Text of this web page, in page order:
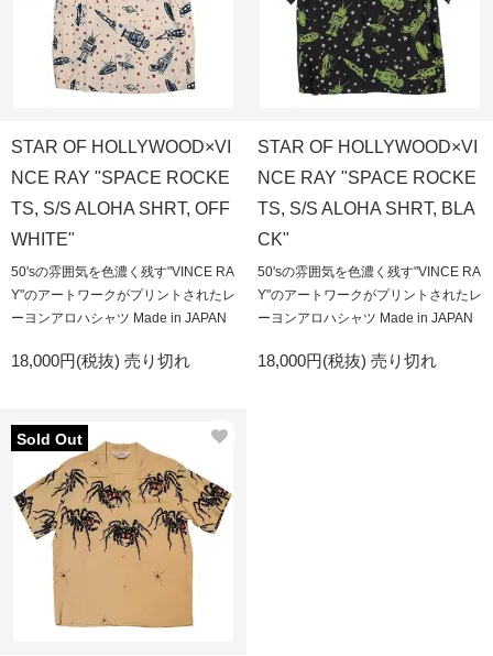
STAR OF HOLLYWOOD×VI
NCE RAY "SPACE ROCKE
TS, S/S ALOHA SHRT, OFF
WHITE"
50'sの雰囲気を色濃く残す"VINCE RA
Y"のアートワークがプリントされたレ
ーヨンアロハシャツ Made in JAPAN
18,000円(税抜) 売り切れ
STAR OF HOLLYWOOD×VI
NCE RAY "SPACE ROCKE
TS, S/S ALOHA SHRT, BLA
CK"
50'sの雰囲気を色濃く残す"VINCE RA
Y"のアートワークがプリントされたレ
ーヨンアロハシャツ Made in JAPAN
18,000円(税抜) 売り切れ
Sold Out